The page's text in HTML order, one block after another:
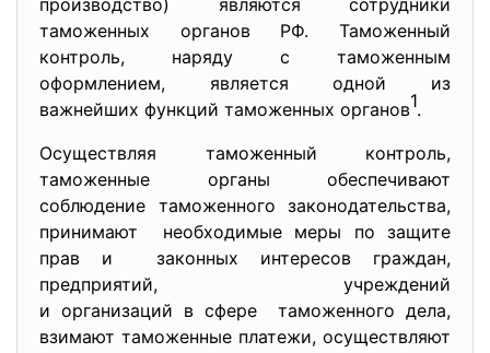
производство) являются сотрудники
таможенных органов РФ. Таможенный
контроль, наряду с таможенным
оформлением, является одной из
важнейших функций таможенных органов1.
Осуществляя таможенный контроль,
таможенные органы обеспечивают
соблюдение таможенного законодательства,
принимают необходимые меры по защите
прав и законных интересов граждан,
предприятий, учреждений
и организаций в сфере таможенного дела,
взимают таможенные платежи, осуществляют